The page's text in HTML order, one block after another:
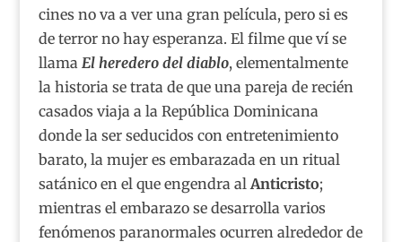
cines no va a ver una gran película, pero si es
de terror no hay esperanza. El filme que ví se
llama El heredero del diablo, elementalmente
la historia se trata de que una pareja de recién
casados viaja a la República Dominicana
donde la ser seducidos con entretenimiento
barato, la mujer es embarazada en un ritual
satánico en el que engendra al Anticristo;
mientras el embarazo se desarrolla varios
fenómenos paranormales ocurren alrededor de